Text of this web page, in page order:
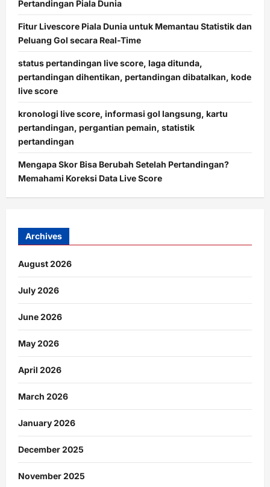
Pertandingan Piala Dunia
Fitur Livescore Piala Dunia untuk Memantau Statistik dan
Peluang Gol secara Real-Time
status pertandingan live score, laga ditunda,
pertandingan dihentikan, pertandingan dibatalkan, kode
live score
kronologi live score, informasi gol langsung, kartu
pertandingan, pergantian pemain, statistik
pertandingan
Mengapa Skor Bisa Berubah Setelah Pertandingan?
Memahami Koreksi Data Live Score
Archives
August 2026
July 2026
June 2026
May 2026
April 2026
March 2026
January 2026
December 2025
November 2025